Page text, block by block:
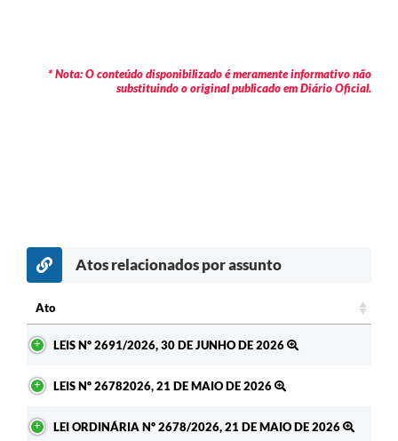
* Nota: O conteúdo disponibilizado é meramente informativo não
substituindo o original publicado em Diário Oficial.
Atos relacionados por assunto
Ato
LEIS Nº 2691/2026, 30 DE JUNHO DE 2026
LEIS Nº 26782026, 21 DE MAIO DE 2026
LEI ORDINÁRIA Nº 2678/2026, 21 DE MAIO DE 2026